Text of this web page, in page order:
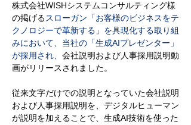
株式会社WISHシステムコンサルティング様
の掲げるスローガン「お客様のビジネスをテ
クノロジーで革新する」を具現化する取り組
みにおいて、当社の「生成AIプレゼンター」
が採用され、 会社説明および人事採用説明動
画がリリースされました。
従来文字だけでの説明となっていた会社説明
および人事採用説明を、デジタルヒューマン
が説明を加えることで、生成AI技術を使った